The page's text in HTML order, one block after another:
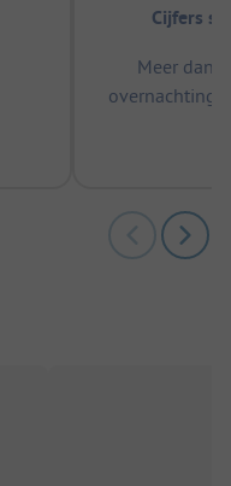
Cijfers
Meer dan